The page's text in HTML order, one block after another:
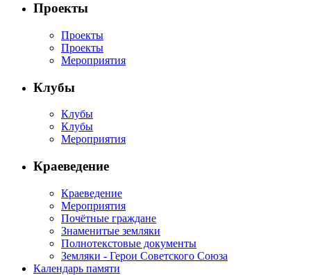
Проекты
Проекты
Проекты
Мероприятия
Клубы
Клубы
Клубы
Мероприятия
Краеведение
Краеведение
Мероприятия
Почётные граждане
Знаменитые земляки
Полнотекстовые документы
Земляки - Герои Советского Союза
Календарь памяти